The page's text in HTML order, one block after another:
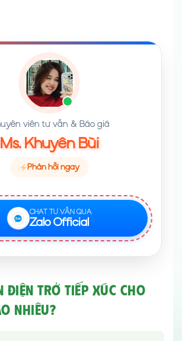
viên tư vấn & Báo giá
Ms. Khuyên Bùi
Phản hồi ngay
CHAT TƯ VẤN QUA
Zalo Official
Điện Trở Tiếp Xúc Cho
Nhiêu?